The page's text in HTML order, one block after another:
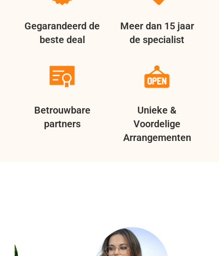
Gegarandeerd de
beste deal
Meer dan 15 jaar
de specialist
Betrouwbare
partners
Unieke &
Voordelige
Arrangementen